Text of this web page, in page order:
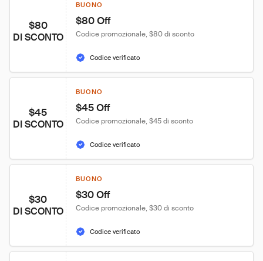
$80
DI SCONTO
BUONO
$80 Off
Codice promozionale, $80 di sconto
Codice verificato
$45
DI SCONTO
BUONO
$45 Off
Codice promozionale, $45 di sconto
Codice verificato
$30
DI SCONTO
BUONO
$30 Off
Codice promozionale, $30 di sconto
Codice verificato